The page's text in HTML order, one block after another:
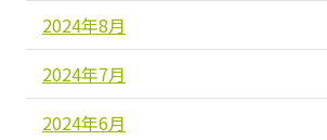
2024年8月
2024年7月
2024年6月